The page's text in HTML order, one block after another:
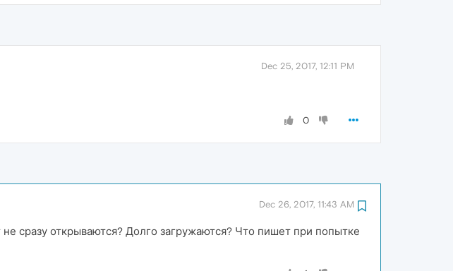
Dec 25, 2017, 12:11 PM
0
Dec 26, 2017, 11:43 AM
сразу открываются? Долго загружаются? Что пишет при попытке